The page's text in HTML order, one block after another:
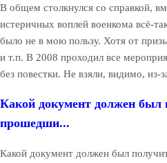
В общем столкнулся со справкой,
истеричных воплей военкома всё-
было не в мою пользу. Хотя от
и т.п. В 2008 проходил все
без повестки. Не взяли, видимо, из-
Какой документ должен был
прошедши...
Какой документ должен был
России